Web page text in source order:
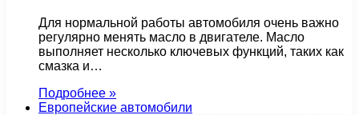
Для нормальной работы автомобиля очень важно
регулярно менять масло в двигателе. Масло
выполняет несколько ключевых функций, таких как
смазка и…
Подробнее »
Европейские автомобили